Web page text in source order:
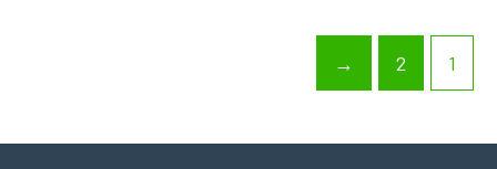
1
2
→